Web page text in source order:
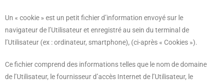
Un « cookie » est un petit fichier d’information envoyé sur le
navigateur de l’Utilisateur et enregistré au sein du terminal de
l’Utilisateur (ex : ordinateur, smartphone), (ci-après « Cookies »).
Ce fichier comprend des informations telles que le nom de domaine
de l’Utilisateur, le fournisseur d’accès Internet de l’Utilisateur, le